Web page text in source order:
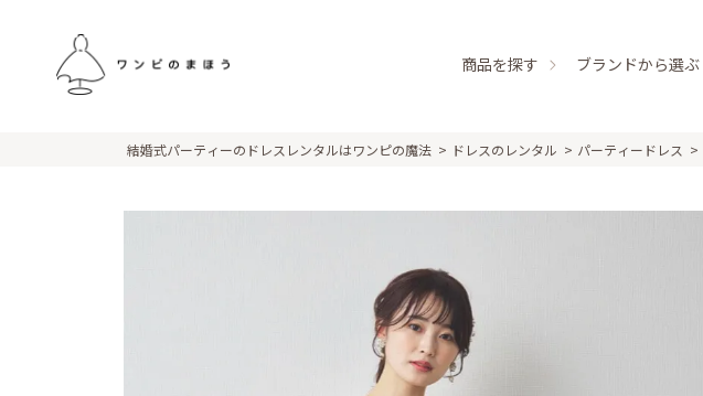
商品を探す ブランドから選ぶ
結婚式パーティーのドレスレンタルはワンピの魔法 ドレスのレンタル パーティードレス